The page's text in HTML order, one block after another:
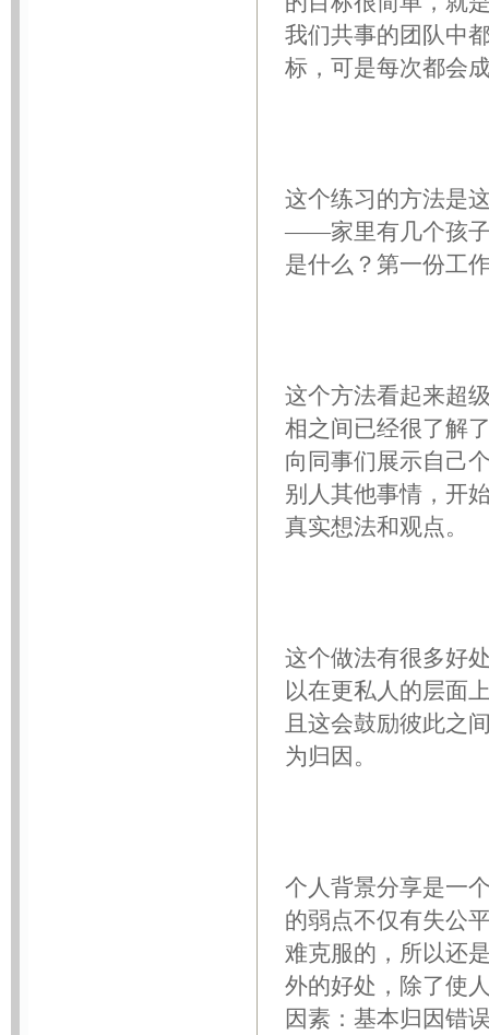
我们共事的团队中
标，可是每次都会
这个练习的方法是
——家里有几个孩子
是什么？第一份工
这个方法看起来超
相之间已经很了解
向同事们展示自己
别人其他事情，开
真实想法和观点。
这个做法有很多好
以在更私人的层面
且这会鼓励彼此之
为归因。
个人背景分享是一
的弱点不仅有失公
难克服的，所以还
外的好处，除了使
因素：基本归因错